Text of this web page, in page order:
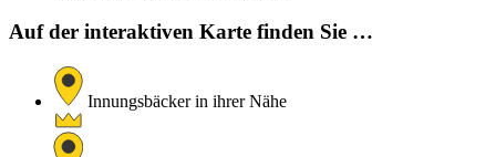
Auf der interaktiven Karte finden Sie …
Innungsbäcker in ihrer Nähe